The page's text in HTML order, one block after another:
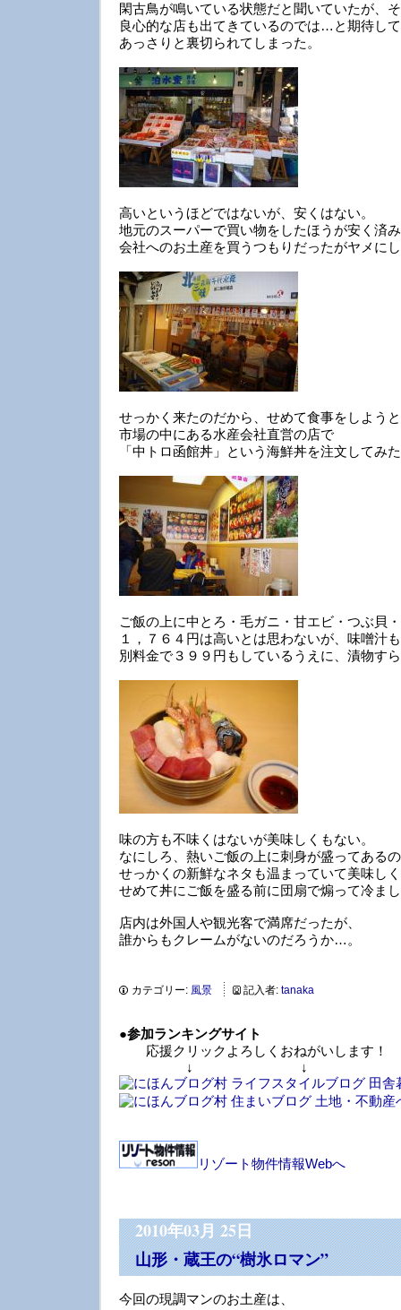
閑古鳥が鳴いている状態だと聞いていたが、
良心的な店も出てきているのでは…と期待し
あっさりと裏切られてしまった。
高いというほどではないが、安くはない。
地元のスーパーで買い物をしたほうが安く済
会社へのお土産を買うつもりだったがヤメに
せっかく来たのだから、せめて食事をしよう
市場の中にある水産会社直営の店で
「中トロ函館丼」という海鮮丼を注文してみ
ご飯の上に中とろ・毛ガニ・甘エビ・つぶ貝
１，７６４円は高いとは思わないが、味噌汁
別料金で３９９円もしているうえに、漬物す
味の方も不味くはないが美味しくもない。
なにしろ、熱いご飯の上に刺身が盛ってある
せっかくの新鮮なネタも温まっていて美味し
せめて丼にご飯を盛る前に団扇で煽って冷ま
店内は外国人や観光客で満席だったが、
誰からもクレームがないのだろうか…。
カテゴリー: 風景 記入者: tanaka
●参加ランキングサイト
応援クリックよろしくおねがいします！
↓ ↓
リゾート物件情報Webへ
2010年03月 25日
山形・蔵王の“樹氷ロマン”
今回の現調マンのお土産は、